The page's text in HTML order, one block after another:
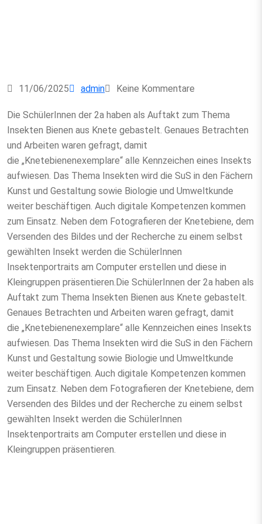
11/06/2025 admin Keine Kommentare
Die SchülerInnen der 2a haben als Auftakt zum Thema
Insekten Bienen aus Knete gebastelt. Genaues Betrachten
und Arbeiten waren gefragt, damit
die „Knetebienenexemplare“ alle Kennzeichen eines Insekts
aufwiesen. Das Thema Insekten wird die SuS in den Fächern
Kunst und Gestaltung sowie Biologie und Umweltkunde
weiter beschäftigen. Auch digitale Kompetenzen kommen
zum Einsatz. Neben dem Fotografieren der Knetebiene, dem
Versenden des Bildes und der Recherche zu einem selbst
gewählten Insekt werden die SchülerInnen
Insektenportraits am Computer erstellen und diese in
Kleingruppen präsentieren.Die SchülerInnen der 2a haben als
Auftakt zum Thema Insekten Bienen aus Knete gebastelt.
Genaues Betrachten und Arbeiten waren gefragt, damit
die „Knetebienenexemplare“ alle Kennzeichen eines Insekts
aufwiesen. Das Thema Insekten wird die SuS in den Fächern
Kunst und Gestaltung sowie Biologie und Umweltkunde
weiter beschäftigen. Auch digitale Kompetenzen kommen
zum Einsatz. Neben dem Fotografieren der Knetebiene, dem
Versenden des Bildes und der Recherche zu einem selbst
gewählten Insekt werden die SchülerInnen
Insektenportraits am Computer erstellen und diese in
Kleingruppen präsentieren.